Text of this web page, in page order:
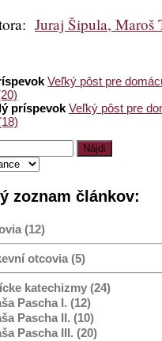
Juraj Šipula, Maroš
Veľký pôst pre
príspevok Veľký pôst pre
zoznam článkov:
(12)
otcovia (5)
katechizmy (24)
Pascha I. (12)
Pascha II. (10)
Pascha III. (20)